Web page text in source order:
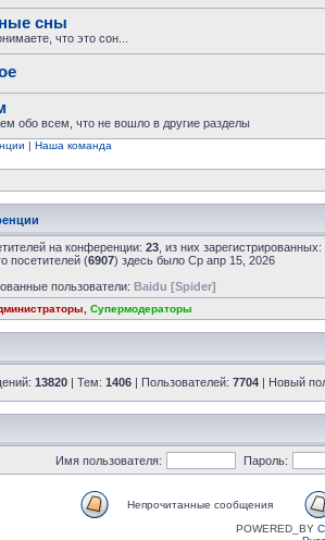
сны
что это сон...
обо всем, что не вошло в другие разделы
| Наша команда
на конференции: 23 , из них
посетителей (6907) здесь было Ср апр 15, 2026
пользователи: Baidu [Spider]
Супермодераторы
13820 | Тем: 1406 | Пользователей: 7704 | Новый
Имя пользователя: Пароль:
Непрочитанные сообщения
POWERED_BY